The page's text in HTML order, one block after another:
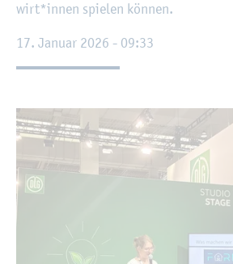
wirt*innen spie­len kön­nen.
17. Ja­nu­ar 2026 - 09:33